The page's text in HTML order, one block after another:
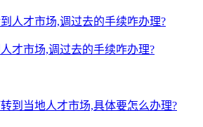
才市场,调过去的手续咋办理?